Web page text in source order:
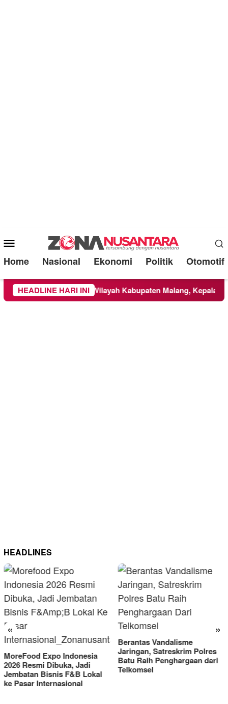
Mobile
Menu
Home Nasional Ekonomi Politik Otomotif
HEADLINE HARI INI
di TNBTS Meluas ke Wilayah Kabupaten Malang, Kepala
HEADLINES
« »
Berantas Vandalisme
Jaringan, Satreskrim Polres
Batu Raih Penghargaan dari
Telkomsel
RM OG Alami Kenaikan
Omset di Porprov IX Jatim
2025